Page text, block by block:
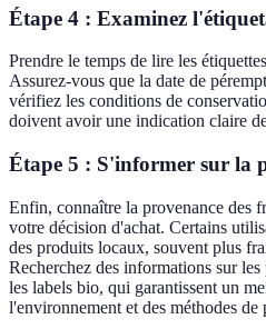
Étape 4 : Examinez
Prendre le temps de lire les
Assurez-vous que la date de
vérifiez les conditions de
doivent avoir une indication claire
Étape 5 : S'informer sur la
Enfin, connaître la provenance des
votre décision d'achat. Certains
des produits locaux, souvent plus
Recherchez des informations sur
les labels bio, qui garantissent un
l'environnement et des méthodes de